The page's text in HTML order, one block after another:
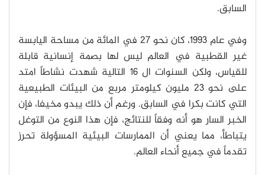
السابق.
وفي عام 1993، كان نحو 27 في المائة من مساحة اليابسة
غير القطبية في العالم ليس لها بصمة إنسانية قابلة
للقياس، ولكن السنوات ال 16 التالية شهدت نشاطاً امتد
على نحو 23 مليون كيلومتر مربع من البيئات الطبيعية
التي كانت بكرا في السابق. ورغم أن ذلك يبدو مخيفا، فإن
الخبر السار هو أنه وفقاً للنتائج، فإن هذا النوع من التوغل
يتباطأ، مما يعني أن الممارسات البيئية المسؤولة تحرز
تقدماً في جميع أنحاء العالم.